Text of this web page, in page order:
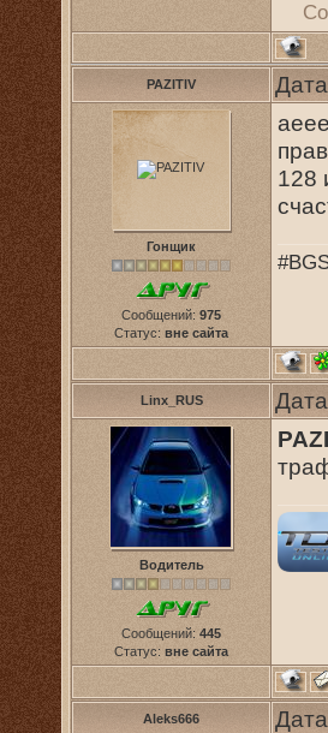
PAZITIV
Гонщик
Сообщений: 975
Статус: вне сайта
128
Linx_RUS
Водитель
Сообщений: 445
Статус: вне сайта
Aleks666